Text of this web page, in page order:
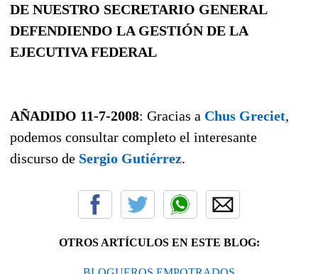
DE NUESTRO SECRETARIO GENERAL
DEFENDIENDO LA GESTIÓN DE LA
EJECUTIVA FEDERAL
AÑADIDO 11-7-2008: Gracias a Chus Greciet,
podemos consultar completo el interesante
discurso de Sergio Gutiérrez.
OTROS ARTÍCULOS EN ESTE BLOG: